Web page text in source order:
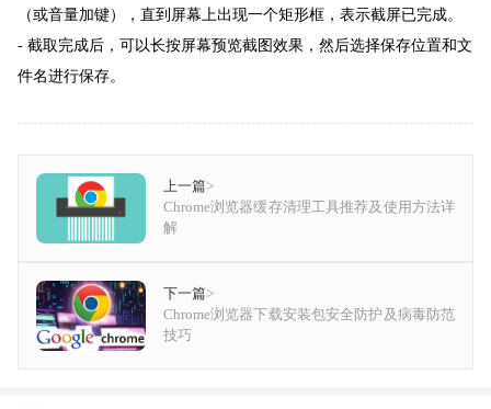
（或音量加键），直到屏幕上出现一个矩形框，表示截屏已完成。
- 截取完成后，可以长按屏幕预览截图效果，然后选择保存位置和文
件名进行保存。
上一篇>
Chrome浏览器缓存清理工具推荐及使用方法详
解
下一篇>
Chrome浏览器下载安装包安全防护及病毒防范
技巧